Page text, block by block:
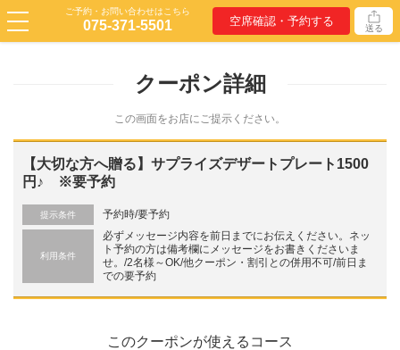
ご予約・お問い合わせはこちら
075-371-5501 空席確認・予約する 送る
クーポン詳細
この画面をお店にご提示ください。
【大切な方へ贈る】サプライズデザートプレート1500
円♪ ※要予約
提示条件 予約時/要予約
利用条件
必ずメッセージ内容を前日までにお伝えください。ネッ
ト予約の方は備考欄にメッセージをお書きくださいま
せ。/2名様～OK/他クーポン・割引との併用不可/前日ま
での要予約
このクーポンが使えるコース